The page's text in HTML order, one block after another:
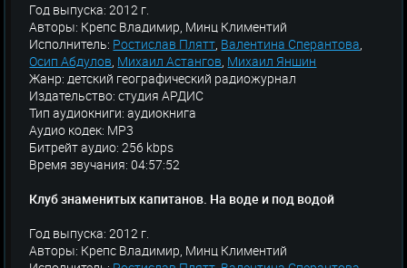
Год выпуска: 2012 г.
Авторы: Крепс Владимир, Минц Климентий
Исполнитель: Ростислав Плятт, Валентина Сперантова,
Осип Абдулов, Михаил Астангов, Михаил Яншин
Жанр: детский географический радиожурнал
Издательство: студия АРДИС
Тип аудиокниги: аудиокнига
Аудио кодек: MP3
Битрейт аудио: 256 kbps
Время звучания: 04:57:52
Клуб знаменитых капитанов. На воде и под водой
Год выпуска: 2012 г.
Авторы: Крепс Владимир, Минц Климентий